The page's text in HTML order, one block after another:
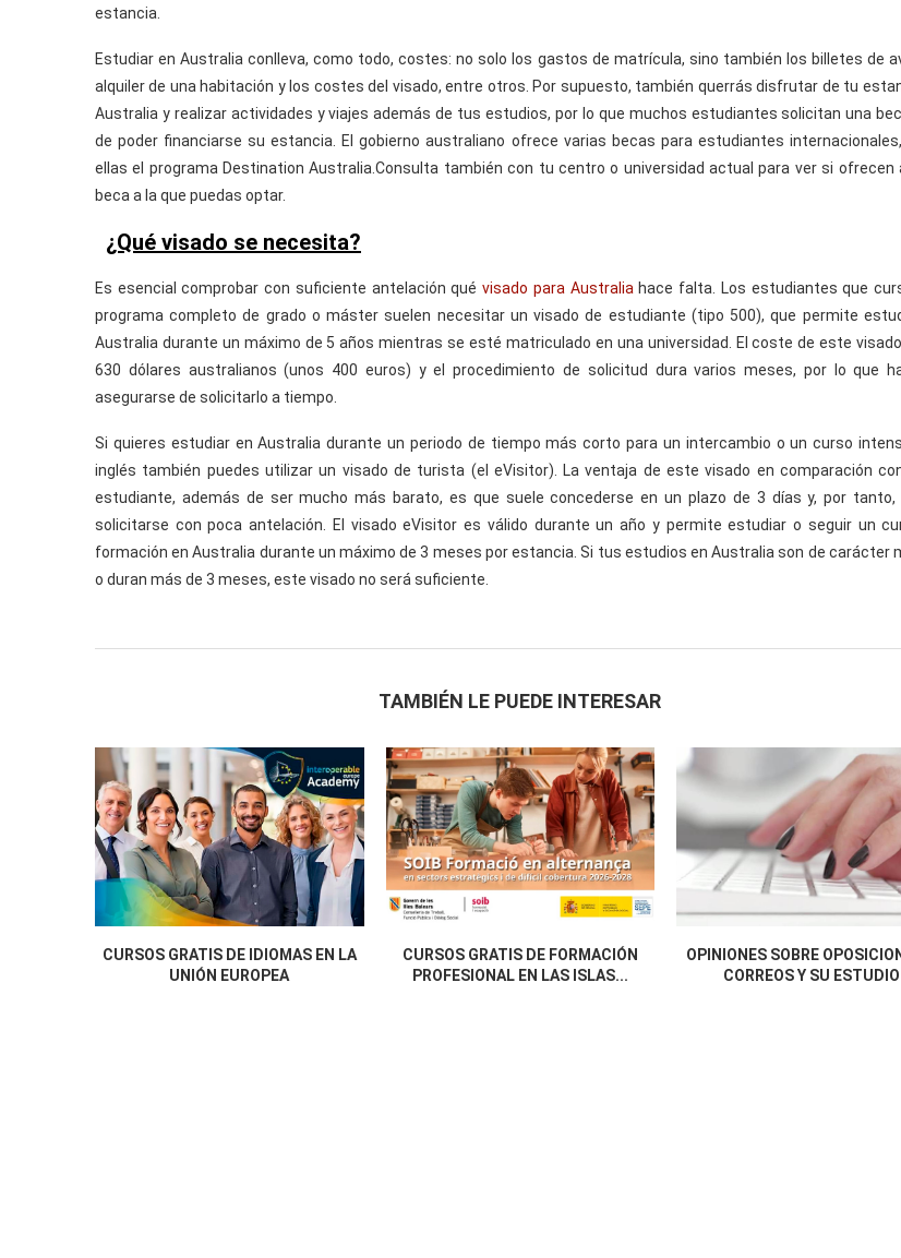
estancia.
Estudiar en Australia conlleva, como todo, costes: no solo los gastos de matrícula, sino también los billetes de
alquiler de una habitación y los costes del visado, entre otros. Por supuesto, también querrás disfrutar de tu
Australia y realizar actividades y viajes además de tus estudios, por lo que muchos estudiantes solicitan una
de poder financiarse su estancia. El gobierno australiano ofrece varias becas para estudiantes
ellas el programa Destination Australia.Consulta también con tu centro o universidad actual para ver si ofrecen
beca a la que puedas optar.
¿Qué visado se necesita?
Es esencial comprobar con suficiente antelación quévisado para Australia hace falta. Los estudiantes que
programa completo de grado o máster suelen necesitar un visado de estudiante (tipo 500), que permite
Australia durante un máximo de 5 años mientras se esté matriculado en una universidad. El coste de este
630 dólares australianos (unos 400 euros) y el procedimiento de solicitud dura varios meses, por lo que
asegurarse de solicitarlo a tiempo.
Si quieres estudiar en Australia durante un periodo de tiempo más corto para un intercambio o un curso
inglés también puedes utilizar un visado de turista (el eVisitor). La ventaja de este visado en comparación
estudiante, además de ser mucho más barato, es que suele concederse en un plazo de 3 días y, por tanto,
solicitarse con poca antelación. El visado eVisitor es válido durante un año y permite estudiar o seguir un
formación en Australia durante un máximo de 3 meses por estancia. Si tus estudios en Australia son de carácter
o duran más de 3 meses, este visado no será suficiente.
TAMBIÉN LE PUEDE INTERESAR
CURSOS GRATIS DE IDIOMAS EN LA
UNIÓN EUROPEA
CURSOS GRATIS DE FORMACIÓN
PROFESIONAL EN LAS ISLAS...
OPINIONES SOBRE
CORREOS Y SU ESTUDIO